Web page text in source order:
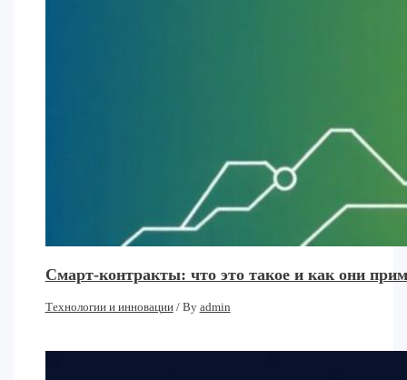
Смарт-контракты: что это такое и как они
Технологии и инновации/ By admin